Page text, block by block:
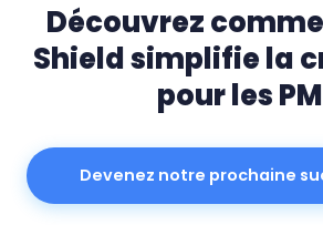
Découvrez
Shield simplifie la
pour les
Devenez notre prochaine